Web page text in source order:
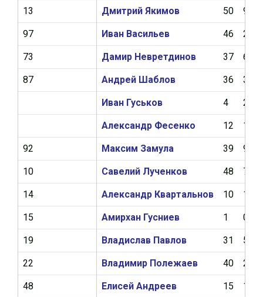
Дмитрий Якимов 50 9
Иван Васильев 46 2
Дамир Невретдинов 37 6
Андрей Шаблов 36 3
Иван Гуськов 4 2
Александр Фесенко 12 1
Максим Замула 39 9
Савелий Лученков 48 7
Александр Квартальнов 10 1
Амирхан Гусниев 1 0
Владислав Павлов 31 5
Владимир Полежаев 40 2
Елисей Андреев 15 1
13
97
73
87
92
10
14
15
19
22
48